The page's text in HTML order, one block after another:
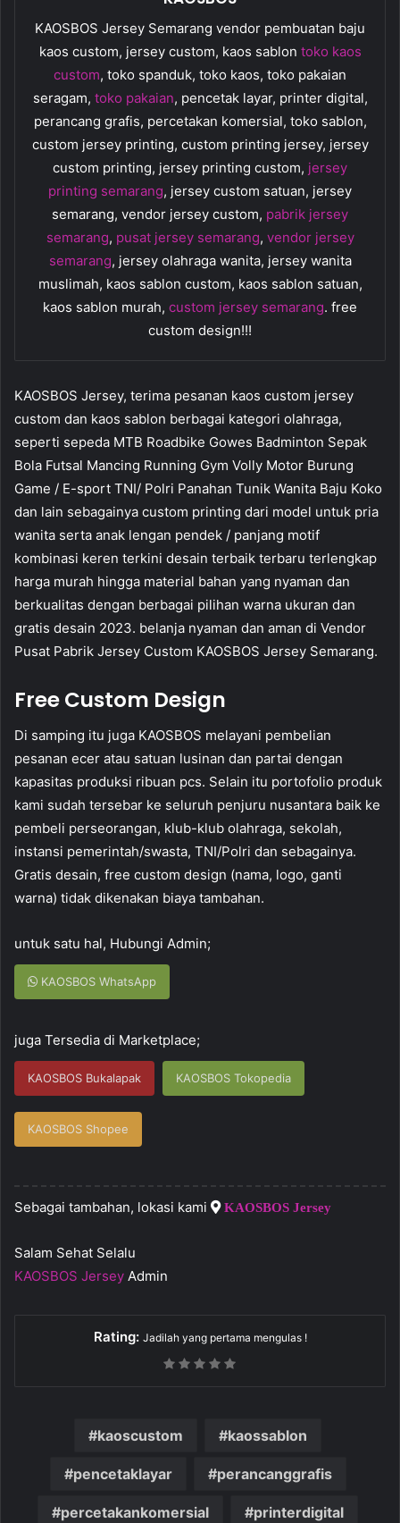
KAOSBOS Jersey Semarang vendor pembuatan baju
kaos custom, jersey custom, kaos sablon toko kaos
custom, toko spanduk, toko kaos, toko pakaian
seragam, toko pakaian, pencetak layar, printer digital,
perancang grafis, percetakan komersial, toko sablon,
custom jersey printing, custom printing jersey, jersey
custom printing, jersey printing custom, jersey
printing semarang, jersey custom satuan, jersey
semarang, vendor jersey custom, pabrik jersey
semarang, pusat jersey semarang, vendor jersey
semarang, jersey olahraga wanita, jersey wanita
muslimah, kaos sablon custom, kaos sablon satuan,
kaos sablon murah, custom jersey semarang. free
custom design!!!
KAOSBOS Jersey, terima pesanan kaos custom jersey
custom dan kaos sablon berbagai kategori olahraga,
seperti sepeda MTB Roadbike Gowes Badminton Sepak
Bola Futsal Mancing Running Gym Volly Motor Burung
Game / E-sport TNI/ Polri Panahan Tunik Wanita Baju Koko
dan lain sebagainya custom printing dari model untuk pria
wanita serta anak lengan pendek / panjang motif
kombinasi keren terkini desain terbaik terbaru terlengkap
harga murah hingga material bahan yang nyaman dan
berkualitas dengan berbagai pilihan warna ukuran dan
gratis desain 2023. belanja nyaman dan aman di Vendor
Pusat Pabrik Jersey Custom KAOSBOS Jersey Semarang.
Free Custom Design
Di samping itu juga KAOSBOS melayani pembelian
pesanan ecer atau satuan lusinan dan partai dengan
kapasitas produksi ribuan pcs. Selain itu portofolio produk
kami sudah tersebar ke seluruh penjuru nusantara baik ke
pembeli perseorangan, klub-klub olahraga, sekolah,
instansi pemerintah/swasta, TNI/Polri dan sebagainya.
Gratis desain, free custom design (nama, logo, ganti
warna) tidak dikenakan biaya tambahan.
untuk satu hal, Hubungi Admin;
KAOSBOS WhatsApp
juga Tersedia di Marketplace;
KAOSBOS Bukalapak KAOSBOS Tokopedia
KAOSBOS Shopee
Sebagai tambahan, lokasi kami KAOSBOS Jersey
Salam Sehat Selalu
KAOSBOS Jersey Admin
Rating: Jadilah yang pertama mengulas !
kaoscustom kaossablon
pencetaklayar perancanggrafis
percetakankomersial printerdigital